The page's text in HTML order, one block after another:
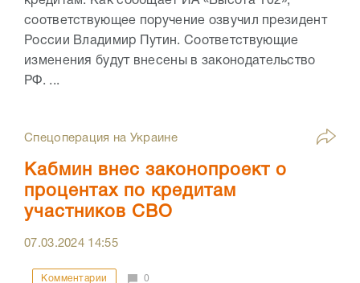
соответствующее поручение озвучил президент
России Владимир Путин. Соответствующие
изменения будут внесены в законодательство
РФ. ...
Спецоперация на Украине
Кабмин внес законопроект о
процентах по кредитам
участников СВО
07.03.2024 14:55
Комментарии 0